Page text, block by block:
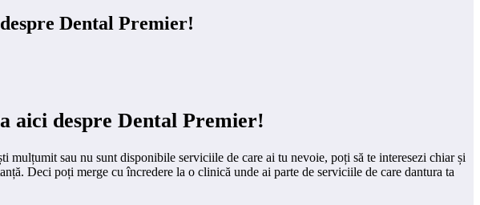
Dental Premier!
aici despre Dental Premier!
sau nu sunt disponibile serviciile de care ai tu nevoie, poți să te interesezi chiar și
Deci poți merge cu încredere la o clinică unde ai parte de serviciile de care dantura ta